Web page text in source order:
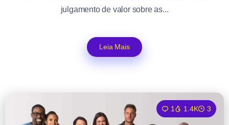
julgamento de valor sobre as...
Leia Mais
1 1.4K 3